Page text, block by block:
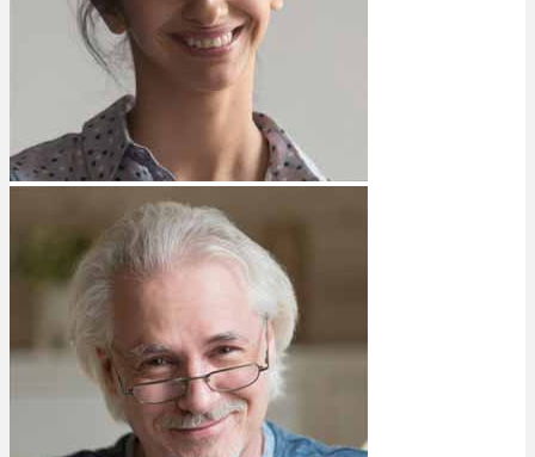
News
App
Newsletter
Services
Ärzte Service
Rezept Service
Apotheken Service